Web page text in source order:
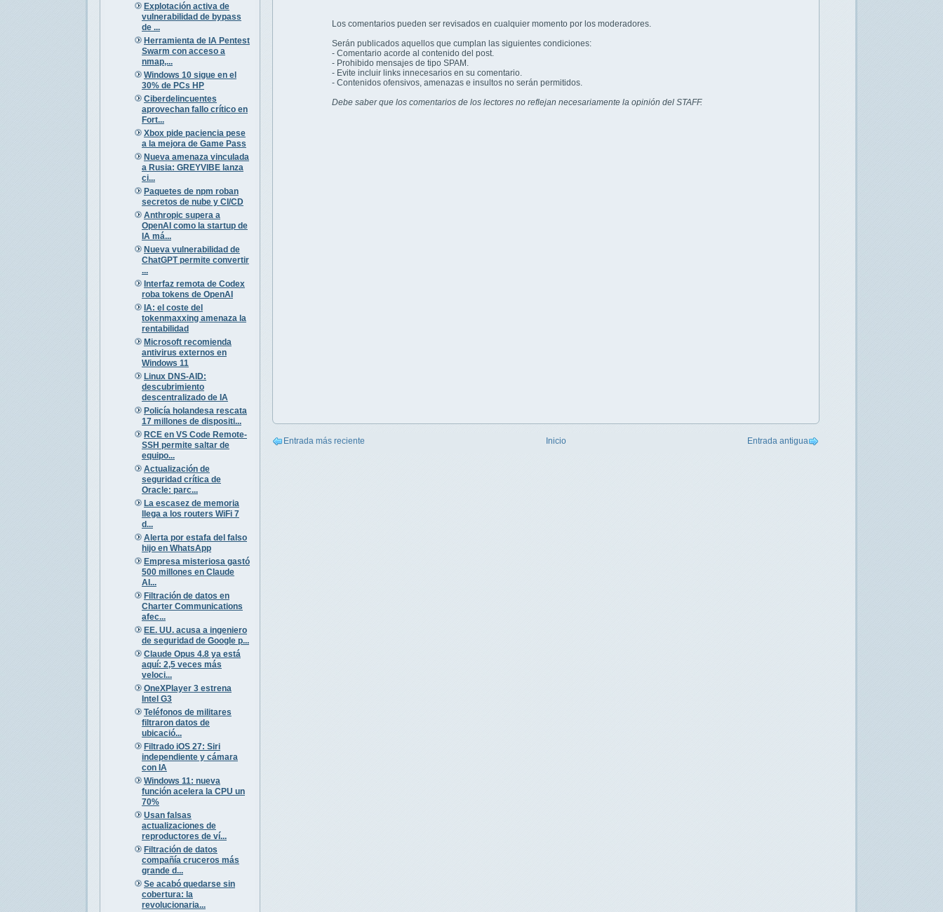
Explotación activa de
vulnerabilidad de bypass
de ...
Herramienta de IA Pentest
Swarm con acceso a
nmap,...
Windows 10 sigue en el
30% de PCs HP
Ciberdelincuentes
aprovechan fallo crítico en
Fort...
Xbox pide paciencia pese
a la mejora de Game Pass
Nueva amenaza vinculada
a Rusia: GREYVIBE lanza
ci...
Paquetes de npm roban
secretos de nube y CI/CD
Anthropic supera a
OpenAI como la startup de
IA má...
Nueva vulnerabilidad de
ChatGPT permite convertir
...
Interfaz remota de Codex
roba tokens de OpenAI
IA: el coste del
tokenmaxxing amenaza la
rentabilidad
Microsoft recomienda
antivirus externos en
Windows 11
Linux DNS-AID:
descubrimiento
descentralizado de IA
Policía holandesa rescata
17 millones de dispositi...
RCE en VS Code Remote-
SSH permite saltar de
equipo...
Actualización de
seguridad crítica de
Oracle: parc...
La escasez de memoria
llega a los routers WiFi 7
d...
Alerta por estafa del falso
hijo en WhatsApp
Empresa misteriosa gastó
500 millones en Claude
AI...
Filtración de datos en
Charter Communications
afec...
EE. UU. acusa a ingeniero
de seguridad de Google p...
Claude Opus 4.8 ya está
aquí: 2,5 veces más
veloci...
OneXPlayer 3 estrena
Intel G3
Teléfonos de militares
filtraron datos de
ubicació...
Filtrado iOS 27: Siri
independiente y cámara
con IA
Windows 11: nueva
función acelera la CPU un
70%
Usan falsas
actualizaciones de
reproductores de ví...
Filtración de datos
compañía cruceros más
grande d...
Se acabó quedarse sin
cobertura: la
revolucionaria...
Los comentarios pueden ser revisados en cualquier momento por los moderadores.
Serán publicados aquellos que cumplan las siguientes condiciones:
- Comentario acorde al contenido del post.
- Prohibido mensajes de tipo SPAM.
- Evite incluir links innecesarios en su comentario.
- Contenidos ofensivos, amenazas e insultos no serán permitidos.
Debe saber que los comentarios de los lectores no reflejan necesariamente la opinión del STAFF.
Entrada más reciente Entrada antigua
Inicio